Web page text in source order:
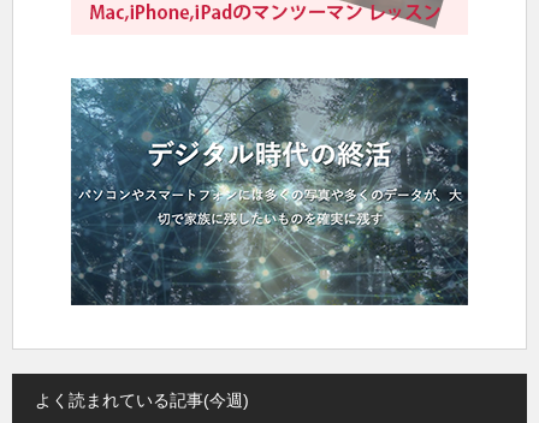
よく読まれている記事(今週)